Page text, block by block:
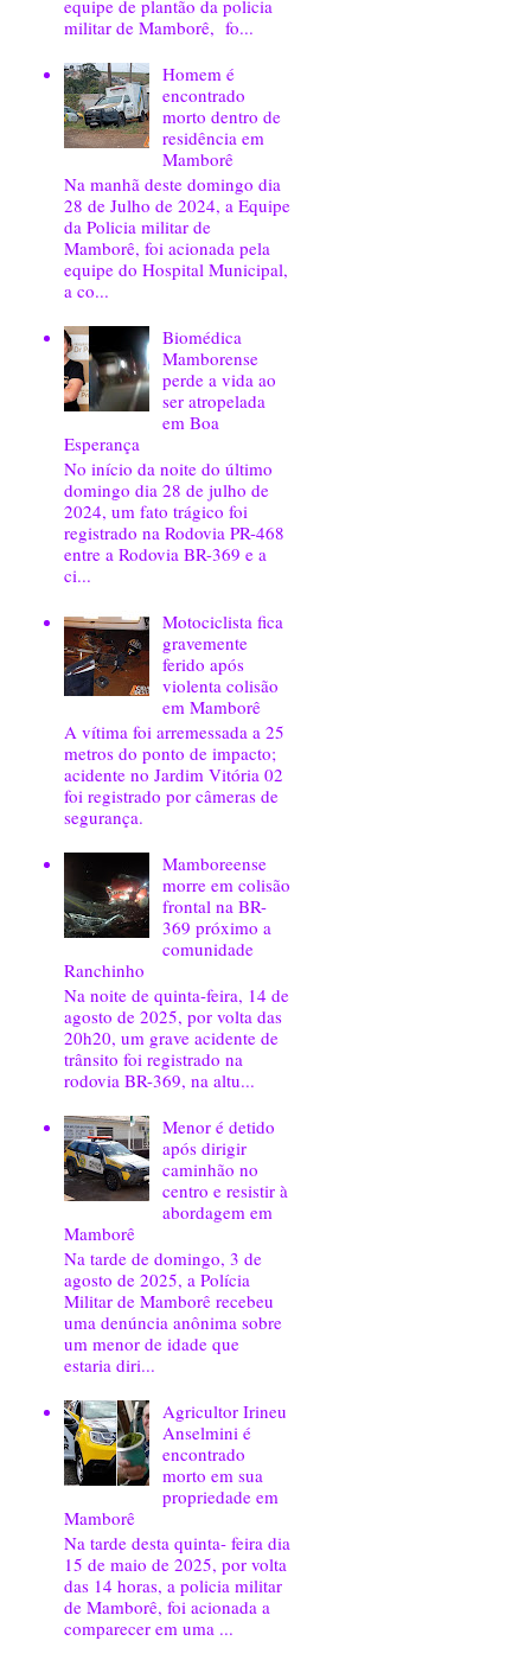
equipe de plantão da policia
militar de Mamborê, fo...
Homem é
encontrado
morto dentro de
residência em
Mamborê
Na manhã deste domingo dia
28 de Julho de 2024, a Equipe
da Policia militar de
Mamborê, foi acionada pela
equipe do Hospital Municipal,
a co...
Biomédica
Mamborense
perde a vida ao
ser atropelada
em Boa
Esperança
No início da noite do último
domingo dia 28 de julho de
2024, um fato trágico foi
registrado na Rodovia PR-468
entre a Rodovia BR-369 e a
ci...
Motociclista fica
gravemente
ferido após
violenta colisão
em Mamborê
A vítima foi arremessada a 25
metros do ponto de impacto;
acidente no Jardim Vitória 02
foi registrado por câmeras de
segurança.
Mamboreense
morre em colisão
frontal na BR-
369 próximo a
comunidade
Ranchinho
Na noite de quinta-feira, 14 de
agosto de 2025, por volta das
20h20, um grave acidente de
trânsito foi registrado na
rodovia BR-369, na altu...
Menor é detido
após dirigir
caminhão no
centro e resistir à
abordagem em
Mamborê
Na tarde de domingo, 3 de
agosto de 2025, a Polícia
Militar de Mamborê recebeu
uma denúncia anônima sobre
um menor de idade que
estaria diri...
Agricultor Irineu
Anselmini é
encontrado
morto em sua
propriedade em
Mamborê
Na tarde desta quinta- feira dia
15 de maio de 2025, por volta
das 14 horas, a policia militar
de Mamborê, foi acionada a
comparecer em uma ...